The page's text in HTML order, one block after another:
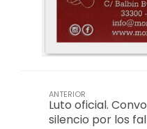
ANTERIOR
Luto oficial.
silencio por los